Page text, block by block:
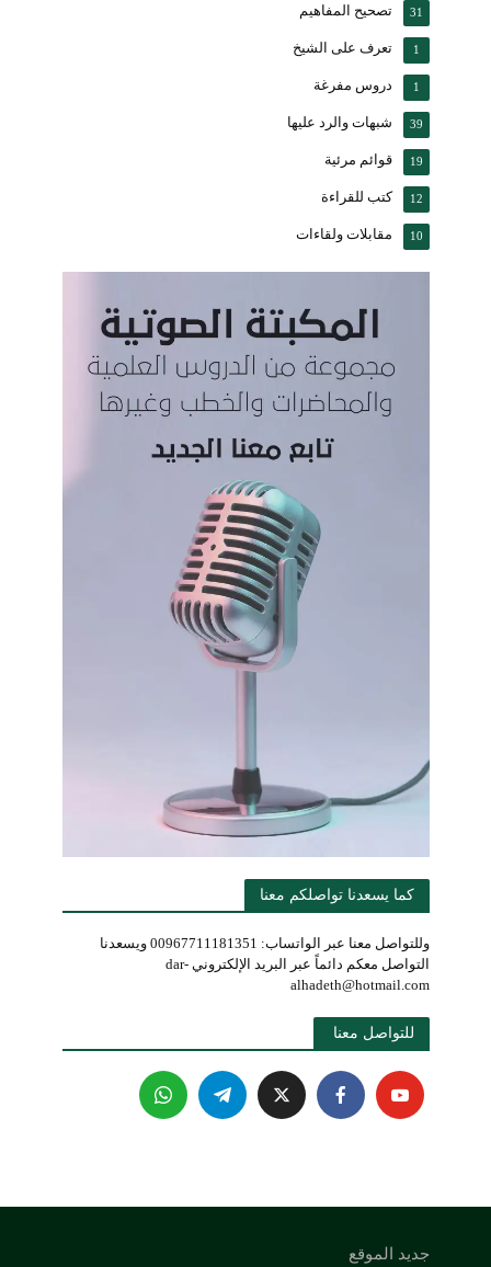
تصحيح المفاهيم 31
تعرف على الشيخ 1
دروس مفرغة 1
شبهات والرد عليها 39
قوائم مرئية 19
كتب للقراءة 12
مقابلات ولقاءات 10
كما يسعدنا تواصلكم معنا
وللتواصل معنا عبر الواتساب: 00967711181351 ويسعدنا
التواصل معكم دائماً عبر البريد الإلكتروني dar-
alhadeth@hotmail.com
للتواصل معنا
جديد الموقع